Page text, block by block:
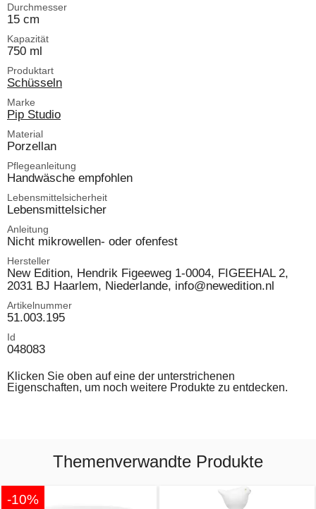
Durchmesser
15 cm
Kapazität
750 ml
Produktart
Schüsseln
Marke
Pip Studio
Material
Porzellan
Pflegeanleitung
Handwäsche empfohlen
Lebensmittelsicherheit
Lebensmittelsicher
Anleitung
Nicht mikrowellen- oder ofenfest
Hersteller
New Edition, Hendrik Figeeweg 1-0004, FIGEEHAL 2,
2031 BJ Haarlem, Niederlande, info@newedition.nl
Artikelnummer
51.003.195
Id
048083
Klicken Sie oben auf eine der unterstrichenen
Eigenschaften, um noch weitere Produkte zu entdecken.
Themenverwandte Produkte
-10%